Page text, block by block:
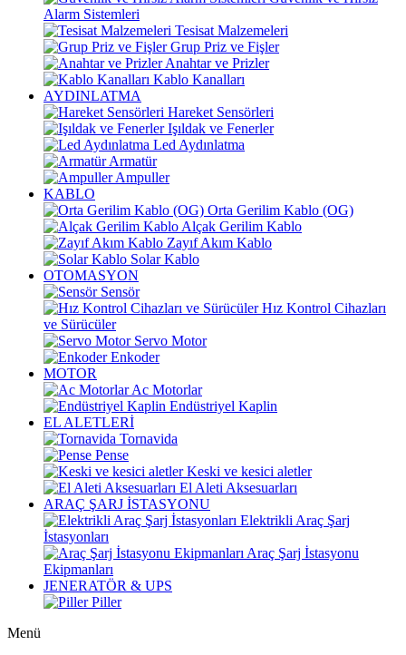
Alarm Sistemleri
Tesisat Malzemeleri
Grup Priz ve Fişler
Anahtar ve Prizler
Kablo Kanalları
AYDINLATMA
Hareket Sensörleri
Işıldak ve Fenerler
Led Aydınlatma
Armatür
Ampuller
KABLO
Orta Gerilim Kablo (OG)
Alçak Gerilim Kablo
Zayıf Akım Kablo
Solar Kablo
OTOMASYON
Sensör
Hız Kontrol Cihazları
ve Sürücüler
Servo Motor
Enkoder
MOTOR
Ac Motorlar
Endüstriyel Kaplin
EL ALETLERİ
Tornavida
Pense
Keski ve kesici aletler
El Aleti Aksesuarları
ARAÇ ŞARJ İSTASYONU
Elektrikli Araç Şarj
İstasyonları
Araç Şarj İstasyonu
Ekipmanları
JENERATÖR & UPS
Piller
Menü